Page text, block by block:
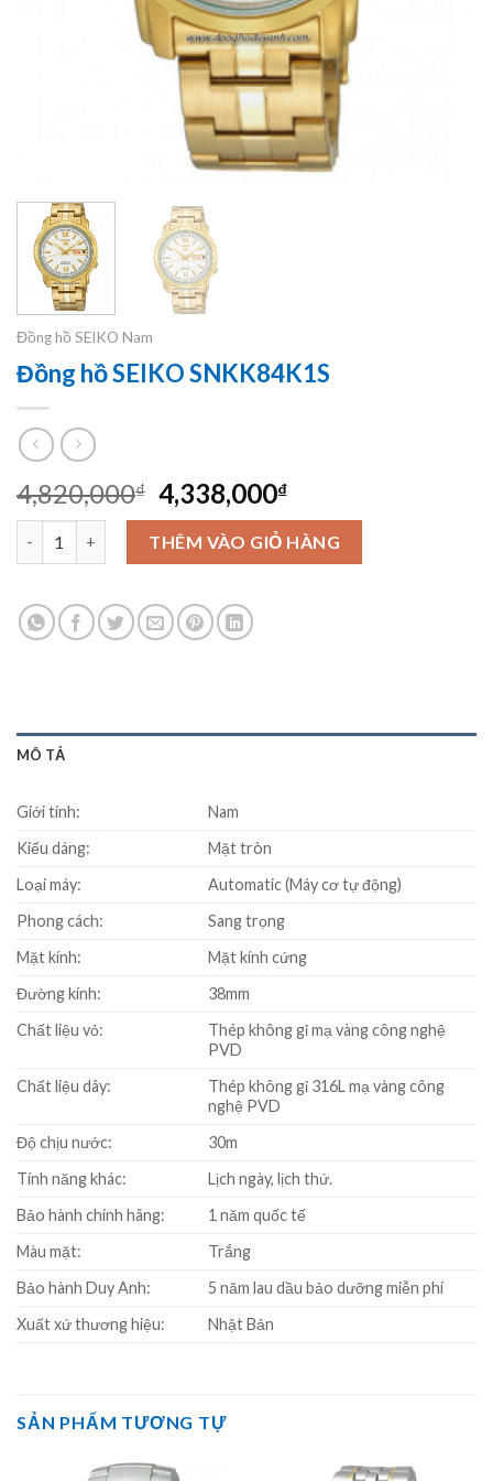
Đồng hồ SEIKO Nam
Đồng hồ SEIKO SNKK84K1S
4,820,000₫ Original
price
was:
4,820,000₫.
4,338,000₫Current
price
is:
4,338,000₫.
Đồng hồ SEIKO SNKK84K1S số lượng
THÊM VÀO GIỎ HÀNG
MÔ TẢ
Giới tính:
Nam
Kiểu dáng:
Mặt tròn
Loại máy:
Automatic (Máy cơ tự động)
Phong cách:
Sang trọng
Mặt kính:
Mặt kính cứng
Đường kính:
38mm
Chất liệu vỏ:
Thép không gỉ mạ vàng công nghệ
PVD
Chất liệu dây:
Thép không gỉ 316L mạ vàng công
nghệ PVD
Độ chịu nước:
30m
Tính năng khác:
Lịch ngày, lịch thứ.
Bảo hành chính hãng:
1 năm quốc tế
Màu mặt:
Trắng
Bảo hành Duy Anh:
5 năm lau dầu bảo dưỡng miễn phí
Xuất xứ thương hiệu:
Nhật Bản
SẢN PHẨM TƯƠNG TỰ